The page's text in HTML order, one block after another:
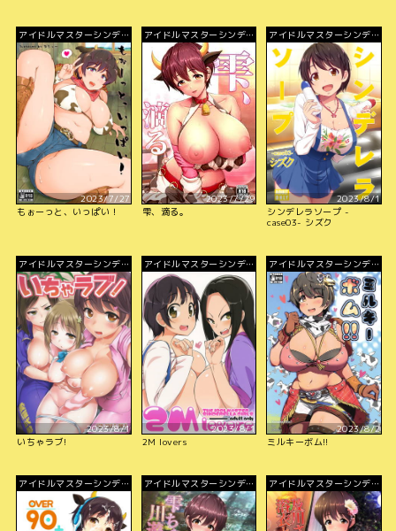
アイドルマスターシンデレ
ラガールズ
2023/7/27
もぉーっと、いっぱい！
アイドルマスターシンデレ
ラガールズ
2023/7/29
雫、滴る。
アイドルマスターシンデレ
ラガールズ
2023/8/1
シンデレラソープ -
case03- シズク
アイドルマスターシンデレ
ラガールズ
2023/8/1
いちゃラブ!
アイドルマスターシンデレ
ラガールズ
2023/8/1
2M lovers
アイドルマスターシンデレ
ラガールズ
2023/8/2
ミルキーボム!!
アイドルマスターシンデレ
ラガールズ
アイドルマスターシンデレ
ラガールズ
アイドルマスターシンデレ
ラガールズ